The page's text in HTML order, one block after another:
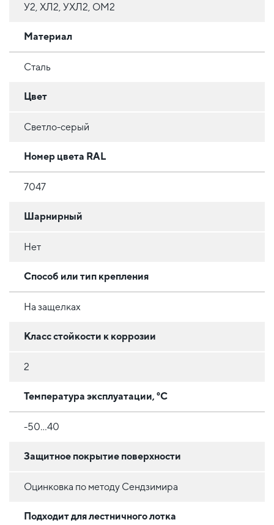
У2, ХЛ2, УХЛ2, ОМ2
Материал
Сталь
Цвет
Светло-серый
Номер цвета RAL
7047
Шарнирный
Нет
Способ или тип крепления
На защелках
Класс стойкости к коррозии
2
Температура эксплуатации, °C
-50...40
Защитное покрытие поверхности
Оцинковка по методу Сендзимира
Подходит для лестничного лотка